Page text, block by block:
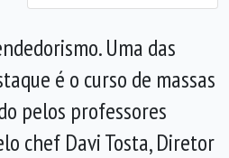
Uma das
é o curso de massas
pelos professores
chef Davi Tosta, Diretor